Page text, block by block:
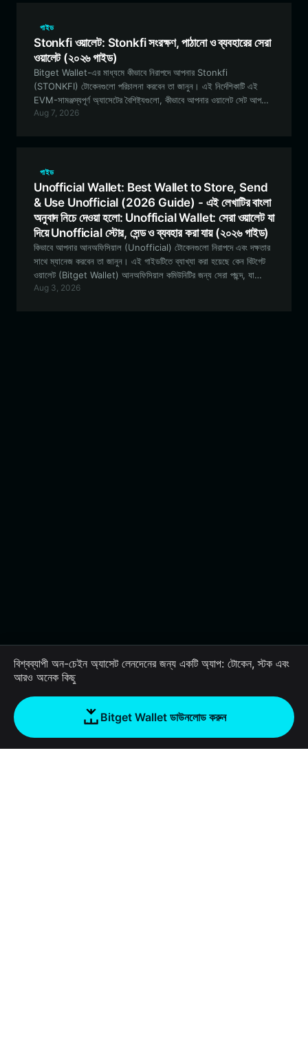
গাইড
Stonkfi ওয়ালেট: Stonkfi সংরক্ষণ, পাঠানো ও ব্যবহারের সেরা
ওয়ালেট (২০২৬ গাইড)
Bitget Wallet-এর মাধ্যমে কীভাবে নিরাপদে আপনার Stonkfi
(STONKFI) টোকেনগুলো পরিচালনা করবেন তা জানুন। এই নির্দেশিকাটি এই
EVM-সামঞ্জস্যপূর্ণ অ্যাসেটের বৈশিষ্ট্যগুলো, কীভাবে আপনার ওয়ালেট সেট আপ
করবেন এবং কেন এটি সক্রিয় ট্রেডার এবং কমিউনিটি অংশগ্রহণকারীদের জন্য সেরা
Aug 7, 2026
গাইড
Unofficial Wallet: Best Wallet to Store, Send
& Use Unofficial (2026 Guide) - এই লেখাটির বাংলা
অনুবাদ নিচে দেওয়া হলো: Unofficial Wallet: সেরা ওয়ালেট যা
দিয়ে Unofficial স্টোর, সেন্ড ও ব্যবহার করা যায় (২০২৬ গাইড)
কিভাবে আপনার আনঅফিসিয়াল (Unofficial) টোকেনগুলো নিরাপদে এবং দক্ষতার
সাথে ম্যানেজ করবেন তা জানুন। এই গাইডটিতে ব্যাখ্যা করা হয়েছে কেন বিটগেট
ওয়ালেট (Bitget Wallet) আনঅফিসিয়াল কমিউনিটির জন্য সেরা পছন্দ, যা
সিমলেস ইভিএম (EVM) সামঞ্জস্যতা এবং স্পেকুলেটিভ ট্রেডিং ও গভর্ন্যান্স
Aug 3, 2026
বিশ্বব্যাপী অন-চেইন অ্যাসেট লেনদেনের জন্য একটি অ্যাপ: টোকেন, স্টক এবং
আরও অনেক কিছু
Bitget Wallet ডাউনলোড করুন